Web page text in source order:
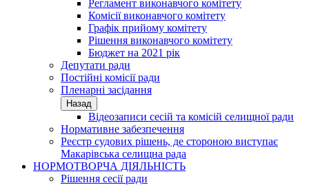
Регламент виконавчого комітету
Комісії виконавчого комітету
Графік прийому комітету
Рішення виконавчого комітету
Бюджет на 2021 рік
Депутати ради
Постійні комісії ради
Пленарні засідання
Назад
Відеозаписи сесій та комісій селищної ради
Нормативне забезпечення
Реєстр судових рішень, де стороною виступає
Макарівська селищна рада
НОРМОТВОРЧА ДІЯЛЬНІСТЬ
Рішення сесії ради